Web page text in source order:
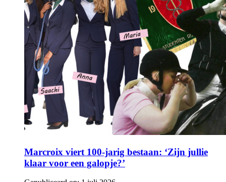
Marcroix viert 100-jarig bestaan: ‘Zijn jullie
klaar voor een galopje?’